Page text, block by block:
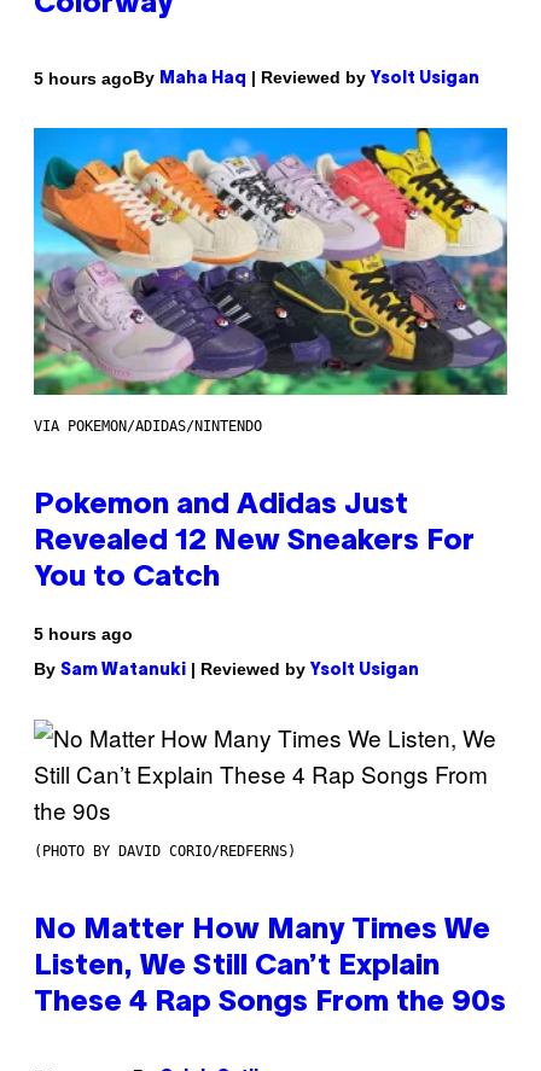
5 hours agoBy Maha Haq | Reviewed by Ysolt Usigan
VIA POKEMON/ADIDAS/NINTENDO
Pokemon and Adidas Just
Revealed 12 New Sneakers For
You to Catch
5 hours ago
By Sam Watanuki | Reviewed by Ysolt Usigan
(PHOTO BY DAVID CORIO/REDFERNS)
No Matter How Many Times We
Listen, We Still Can’t Explain
These 4 Rap Songs From the 90s